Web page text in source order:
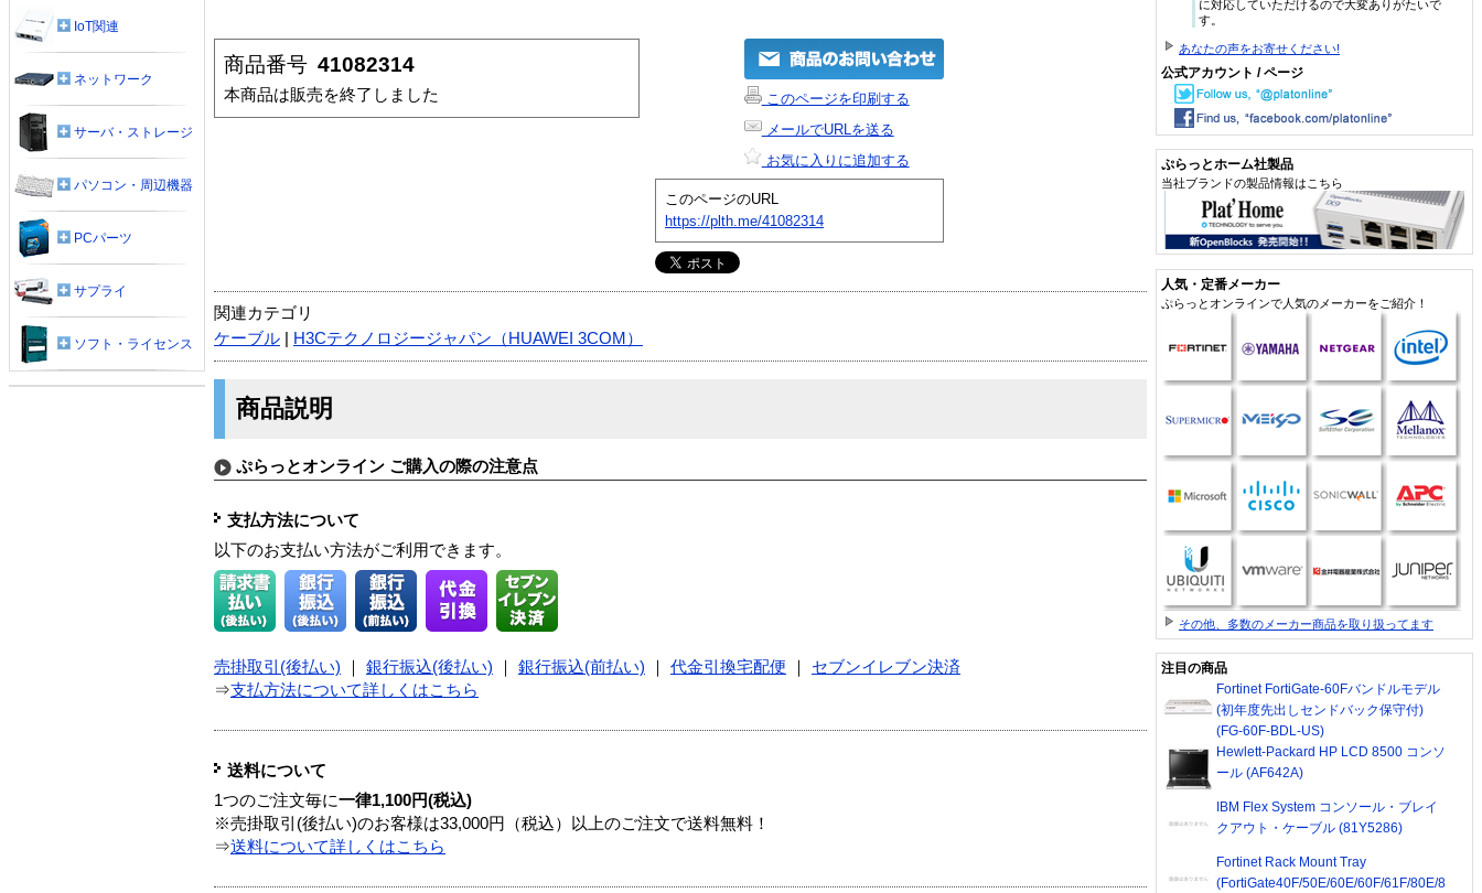
商品番号 41082314
本商品は販売を終了しました
このページを印刷する
メールでURLを送る
お気に入りに追加する
このページのURL
https://plth.me/41082314
関連カテゴリ
ケーブル
H3Cテクノロジージャパン（HUAWEI 3COM）
商品説明
ぷらっとオンライン ご購入の際の注意点
支払方法について
以下のお支払い方法がご利用できます。
売掛取引(後払い) 銀行振込(後払い) 銀行振込(前払い) 代金引換宅配便
セブンイレブン決済
⇒支払方法について詳しくはこちら
送料について
1つのご注文毎に一律1,100円(税込)
※売掛取引(後払い)のお客様は33,000円（税込）以上のご注文で送料無料！
⇒送料について詳しくはこちら
IoT関連
ネットワーク
サーバ・ストレージ
パソコン・周辺機器
PCパーツ
サプライ
ソフト・ライセンス
に対応していただけるので大変ありがたいで
す。
あなたの声をお寄せください!
公式アカウント / ページ
ぷらっとホーム社製品
当社ブランドの製品情報はこちら
人気・定番メーカー
ぷらっとオンラインで人気のメーカーをご紹介！
その他、多数のメーカー商品を取り扱ってます
注目の商品
Fortinet FortiGate-60Fバンドルモデル
(初年度先出しセンドバック保守付)
(FG-60F-BDL-US)
Hewlett-Packard HP LCD 8500 コンソ
ール (AF642A)
IBM Flex System コンソール・ブレイ
クアウト・ケーブル (81Y5286)
Fortinet Rack Mount Tray
(FortiGate40F/50E/60E/60F/61F/80E/8